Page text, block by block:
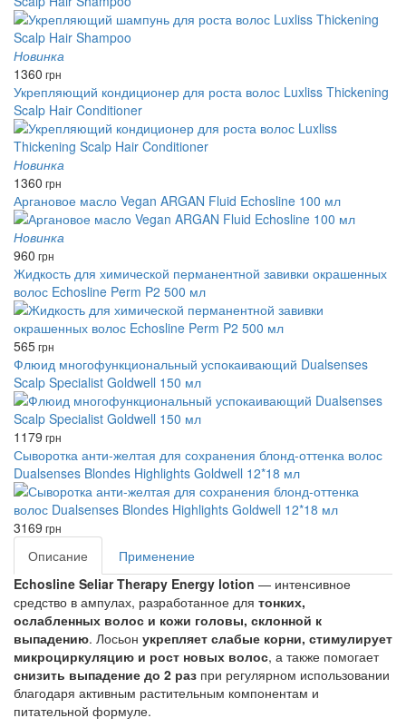
Новинка
1360 грн
Укрепляющий кондиционер для роста волос Luxliss Thickening
Scalp Hair Conditioner
Новинка
1360 грн
Аргановое масло Vegan ARGAN Fluid Echosline 100 мл
Новинка
960 грн
Жидкость для химической перманентной завивки окрашенных
волос Echosline Perm P2 500 мл
565грн
Флюид многофункциональный успокаивающий Dualsenses
Scalp Specialist Goldwell 150 мл
1179 грн
Сыворотка анти-желтая для сохранения блонд-оттенка волос
Dualsenses Blondes Highlights Goldwell 12*18 мл
3169 грн
Описание
Применение
Echosline Seliar Therapy Energy lotion — интенсивное
средство в ампулах, разработанное для тонких,
ослабленных волос и кожи головы, склонной к
выпадению. Лосьон укрепляет слабые корни, стимулирует
микроциркуляцию и рост новых волос, а также помогает
снизить выпадение до 2 раз при регулярном использовании
благодаря активным растительным компонентам и
питательной формуле.